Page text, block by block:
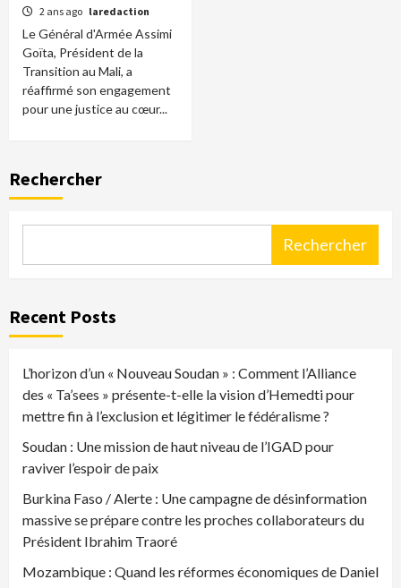
2 ans ago laredaction
Le Général d'Armée Assimi
Goïta, Président de la
Transition au Mali, a
réaffirmé son engagement
pour une justice au cœur...
Rechercher
Rechercher
Recent Posts
L’horizon d’un « Nouveau Soudan » : Comment l’Alliance
des « Ta’sees » présente-t-elle la vision d’Hemedti pour
mettre fin à l’exclusion et légitimer le fédéralisme ?
Soudan : Une mission de haut niveau de l’IGAD pour
raviver l’espoir de paix
Burkina Faso / Alerte : Une campagne de désinformation
massive se prépare contre les proches collaborateurs du
Président Ibrahim Traoré
Mozambique : Quand les réformes économiques de Daniel